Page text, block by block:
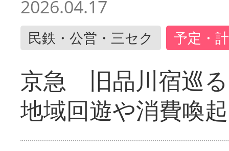
2026.04.17
民鉄・公営・三セク 予定・
京急 旧品川宿巡
地域回遊や消費喚起